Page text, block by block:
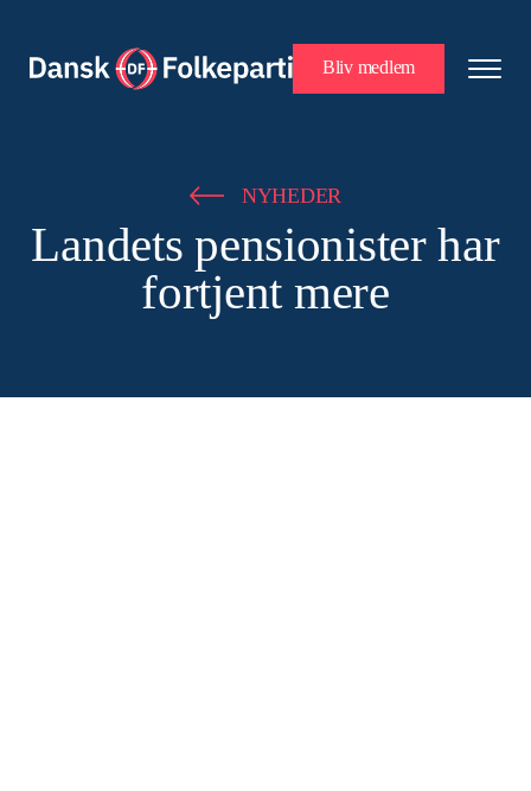
Bliv medlem
NYHEDER
Landets pensionister har
fortjent mere